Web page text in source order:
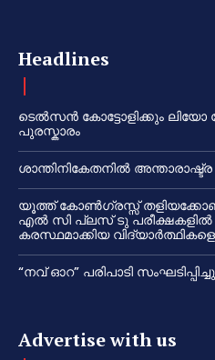
Headlines
ടെൽസൻ കോട്ടോളിക്കും
പുരസ്കാരം
ശാന്തിനികേതനിൽ
യൂത്ത് കോൺഗ്രസ്സ്
എൽ സി പ്ലസ് ടു പരീക്ഷകളിൽ
കരസ്ഥമാക്കിയ
“നവ് ഓറ” പരിപാടി സംഘടിപ്പിച്ചു
Advertise with us